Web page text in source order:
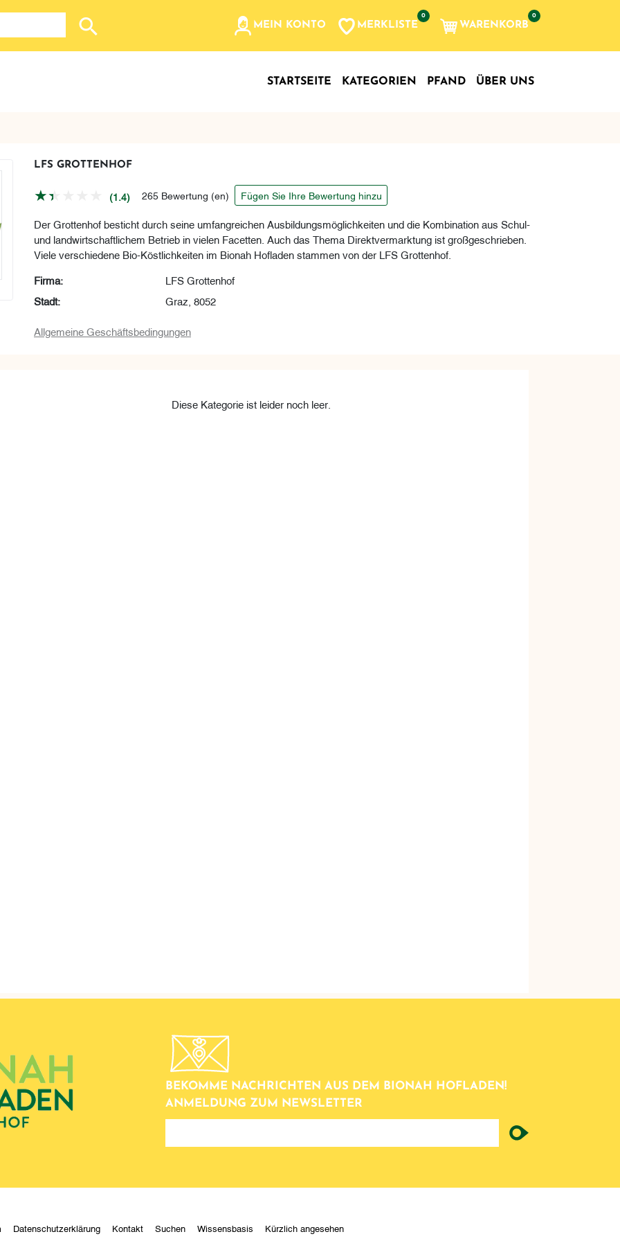
Suche nach: Zum Beispiel Wein, Fleisch, Keramik, Holz, etc...
MEIN KONTO MERKLISTE
0
WARENKORB
0
STARTSEITE KATEGORIEN PFAND ÜBER UNS
LFS GROTTENHOF
265 Bewertung (en) Fügen Sie Ihre Bewertung hinzu
(1.4)
Der Grottenhof besticht durch seine umfangreichen Ausbildungsmöglichkeiten und die Kombination aus Schul-
und landwirtschaftlichem Betrieb in vielen Facetten. Auch das Thema Direktvermarktung ist großgeschrieben.
Viele verschiedene Bio-Köstlichkeiten im Bionah Hofladen stammen von der LFS Grottenhof.
Firma: LFS Grottenhof
Stadt: Graz, 8052
Allgemeine Geschäftsbedingungen
Diese Kategorie ist leider noch leer.
BEKOMME NACHRICHTEN AUS DEM BIONAH HOFLADEN!
ANMELDUNG ZUM NEWSLETTER
newsletter
Datenschutzerklärung Kontakt Suchen Wissensbasis Kürzlich angesehen